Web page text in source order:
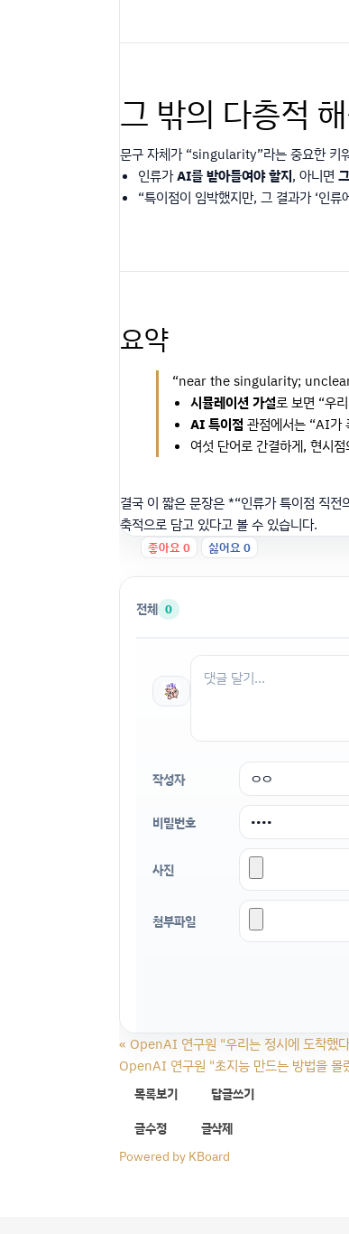
그 밖의 다층적
문구 자체가 “singularity”라는 중요한 키
인류가AI를 받아들여야 할지, 아니면
“특이점이 임박했지만, 그 결과가 ‘인
요약
“near the singularity;
시뮬레이션 가설로 보면 “우
AI 특이점 관점에서는 “AI가
여섯 단어로 간결하게, 현시
결국 이 짧은 문장은 *“인류가 특이점 직
축적으로 담고 있다고 볼 수 있습니다.
좋아요0 싫어요0
전체 0
작성자
비밀번호
사진
첨부파일
« OpenAI 연구원 "우리는 정시에 도착했
OpenAI 연구원 "초지능 만드는 방법을 몰
목록보기
답글쓰기
글수정
글삭제
Powered by KBoard